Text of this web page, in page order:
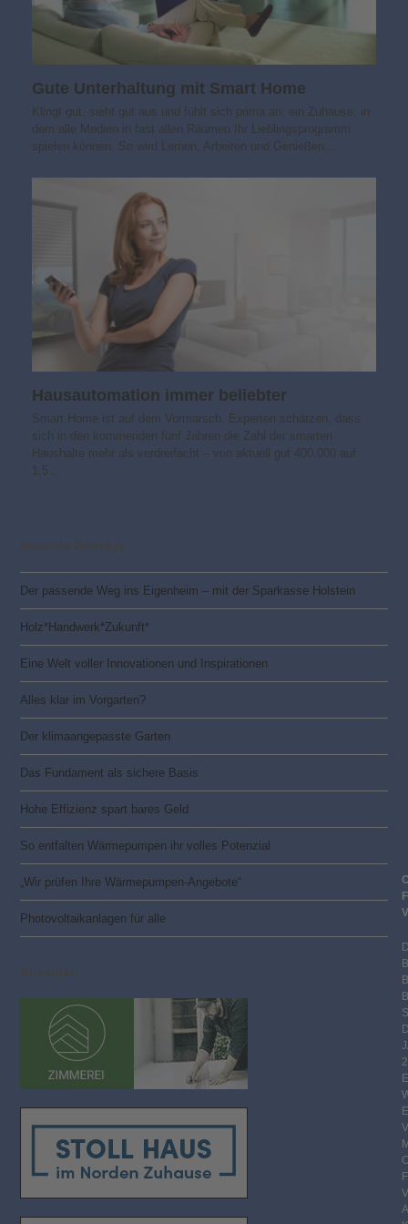
Gute Unterhaltung mit Smart Home
Klingt gut, sieht gut aus und fühlt sich prima an: ein Zuhause, in
dem alle Medien in fast allen Räumen Ihr Lieblingsprogramm
spielen können. So wird Lernen, Arbeiten und Genießen…
Hausautomation immer beliebter
Smart Home ist auf dem Vormarsch. Experten schätzen, dass
sich in den kommenden fünf Jahren die Zahl der smarten
Haushalte mehr als verdreifacht – von aktuell gut 400.000 auf
1,5…
Der passende Weg ins Eigenheim – mit der Sparkasse Holstein
Holz*Handwerk*Zukunft*
Eine Welt voller Innovationen und Inspirationen
Alles klar im Vorgarten?
Der klimaangepasste Garten
Das Fundament als sichere Basis
Hohe Effizienz spart bares Geld
So entfalten Wärmepumpen ihr volles Potenzial
„Wir prüfen Ihre Wärmepumpen-Angebote“
Photovoltaik­­anlagen für alle